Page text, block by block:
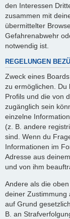
den Interessen
zusammen mit
übermittelter
Gefahrenabwehr
notwendig ist.
REGELUNGEN
Zweck eines
zu ermöglichen. Du
Profils und die von
zugänglich sein
einzelne
(z. B. andere
sind. Wenn du
Informationen im
Adresse aus
und von ihm
Andere als die
deiner Zustimmung
auf Grund
B. an